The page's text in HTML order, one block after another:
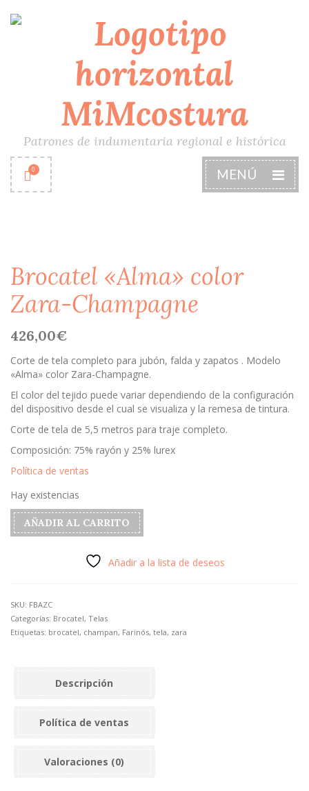
Patrones de indumentaria regional e histórica
0 MENÚ
Brocatel «Alma» color
Zara-Champagne
426,00€
Corte de tela completo para jubón, falda y zapatos . Modelo
«Alma» color Zara-Champagne.
El color del tejido puede variar dependiendo de la configuración
del dispositivo desde el cual se visualiza y la remesa de tintura.
Corte de tela de 5,5 metros para traje completo.
Composición: 75% rayón y 25% lurex
Política de ventas
Hay existencias
Brocatel
"Alma"
AÑADIR AL CARRITO
Añadir a la lista de deseos
SKU: FBAZC
Categorías: Brocatel, Telas
Etiquetas: brocatel, champan, Farinós, tela, zara
Descripción
Política de ventas
Valoraciones (0)